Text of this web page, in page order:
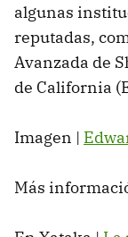
algunas
reputadas,
Avanzada de
de California
Imagen |
Más